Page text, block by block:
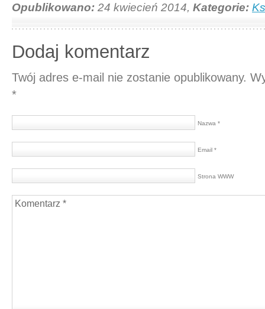
Opublikowano: 24 kwiecień 2014, Kategorie:
Dodaj komentarz
Twój adres e-mail nie zostanie opublikowany.
*
Nazwa *
Email *
Strona WWW